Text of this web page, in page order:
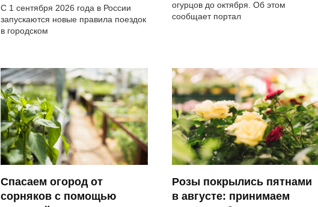
С 1 сентября 2026 года в России
запускаются новые правила поездок
в городском
огурцов до октября. Об этом
сообщает портал
Спасаем огород от
сорняков с помощью
Розы покрылись пятнами
в августе: принимаем